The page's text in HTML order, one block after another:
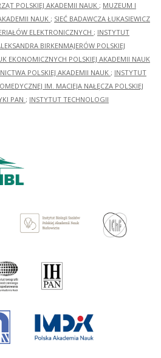
POLSKIEJ AKADEMII NAUK ; MUZEUM I
NAUK ; SIEĆ BADAWCZA ŁUKASIEWICZ
ELEKTRONICZNYCH ; INSTYTUT
BIRKENMAJERÓW POLSKIEJ
EKONOMICZNYCH POLSKIEJ AKADEMII NAUK
POLSKIEJ AKADEMII NAUK ; INSTYTUT
IM. MACIEJA NAŁĘCZA POLSKIEJ
PAN ; INSTYTUT TECHNOLOGII